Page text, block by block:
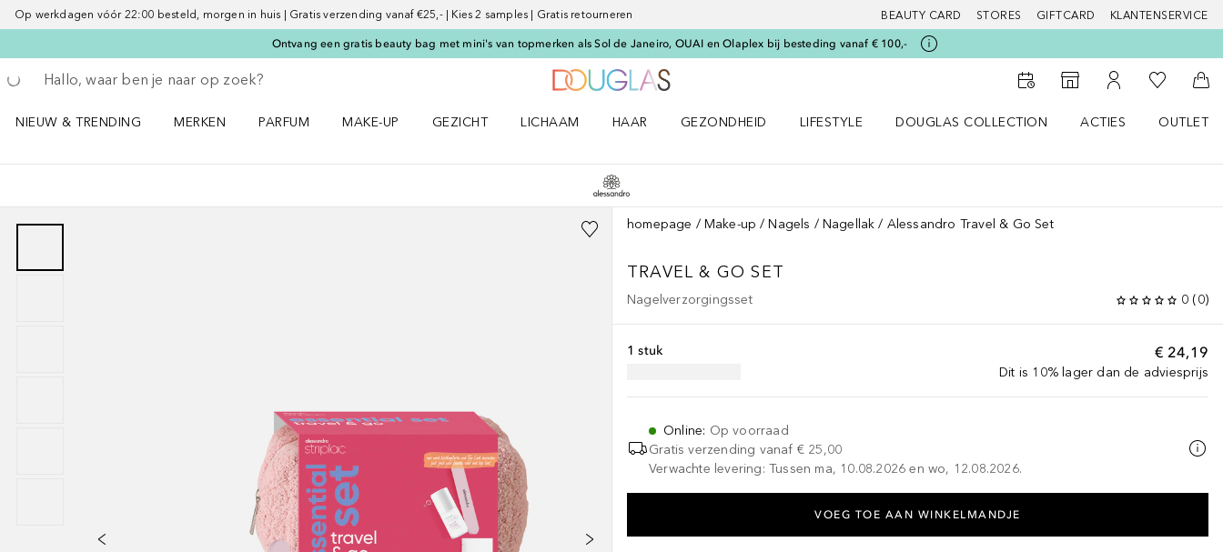
Op werkdagen vóór 22:00 besteld, morgen in huis | Gratis verzending vanaf €25,- | Kies 2 samples | Gratis retourneren BEAUTY CARD STORES GIFTCARD KLANTENSERVICE
Ontvang een gratis beauty bag met mini's van topmerken als Sol de Janeiro, OUAI en Olaplex bij besteding vanaf € 100,-
Ga terug
Zoekopdracht uitvoeren
Naar StorefinderNaar Mijn Account
Naar Mijn
NIEUW & TRENDING
MERKEN
PARFUM
MAKE-UP
GEZICHT
LICHAAM
HAAR
GEZONDHEID
LIFESTYLE
DOUGLAS COLLECTION
ACTIES
OUTLET
homepage Make-up Nagels Nagellak Alessandro Travel & Go Set
TRAVEL & GO SET
Nagelverzorgingsset 0 (0)
€ 24,19
Dit is 10% lager dan de adviesprijs
1 stuk
Online: Op voorraad
Gratis verzending vanaf € 25,00
Verwachte levering: Tussen ma, 10.08.2026 en wo, 12.08.2026.
VOEG TOE AAN WINKELMANDJE